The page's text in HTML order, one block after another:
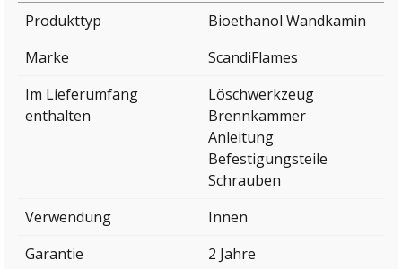
Produkttyp
Bioethanol Wandkamin
Marke
ScandiFlames
Im Lieferumfang
enthalten
Löschwerkzeug
Brennkammer
Anleitung
Befestigungsteile
Schrauben
Verwendung
Innen
Garantie
2 Jahre